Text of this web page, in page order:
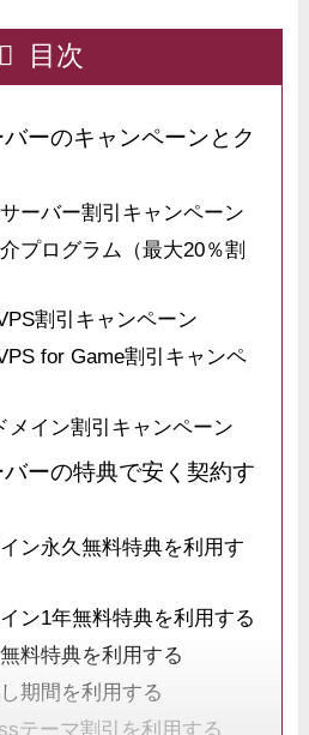
目次
ーのキャンペーンとク
ーバー割引キャンペーン
プログラム（最大20％割
割引キャンペーン
for Game割引キャンペ
メイン割引キャンペーン
ーの特典で安く契約す
ン永久無料特典を利用す
ン1年無料特典を利用する
料特典を利用する
期間を利用する
テーマ割引を利用する